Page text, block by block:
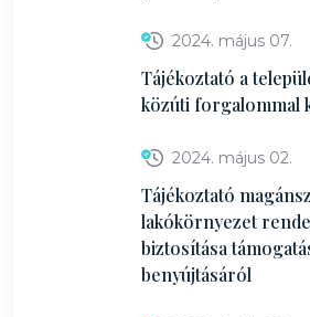
2024. május 07.
Tájékoztató a
közúti forgalommal
2024. május 02.
Tájékoztató
lakókörnyezet
biztosítása
benyújtásáról